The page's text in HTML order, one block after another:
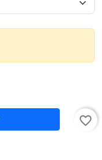
favorite_border